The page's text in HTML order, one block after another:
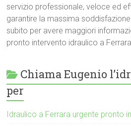
servizio professionale, veloce ed
garantire la massima
subito per avere maggiori
pronto intervento idraulico a
Chiama Eugenio
per
Idraulico a Ferrara urgente pronto